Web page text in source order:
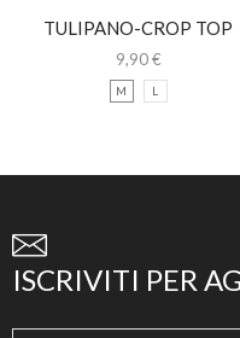
TULIPANO-CROP TOP
NERO CON SPALLINE
9,90€
M L
ISCRIVITI PER